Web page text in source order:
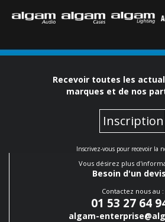
Recevoir toutes les
marques et de nos
Inscription
Inscrivez-vous pour recevoir la
Vous désirez plus
Besoin d'un
Contactez nous au :
01 53 27 64
algam-